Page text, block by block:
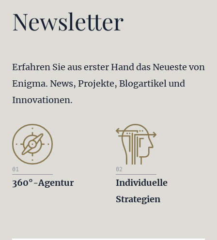
Newsletter
Erfahren Sie aus erster Hand das Neueste von
Enigma. News, Projekte, Blogartikel und
Innovationen.
01
360°-Agentur
02
Individuelle
Strategien